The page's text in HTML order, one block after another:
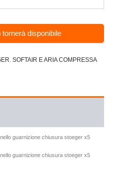
disponibile
SOFTAIR E ARIA COMPRESSA
guarnizione chiusura stoeger x5
guarnizione chiusura stoeger x5